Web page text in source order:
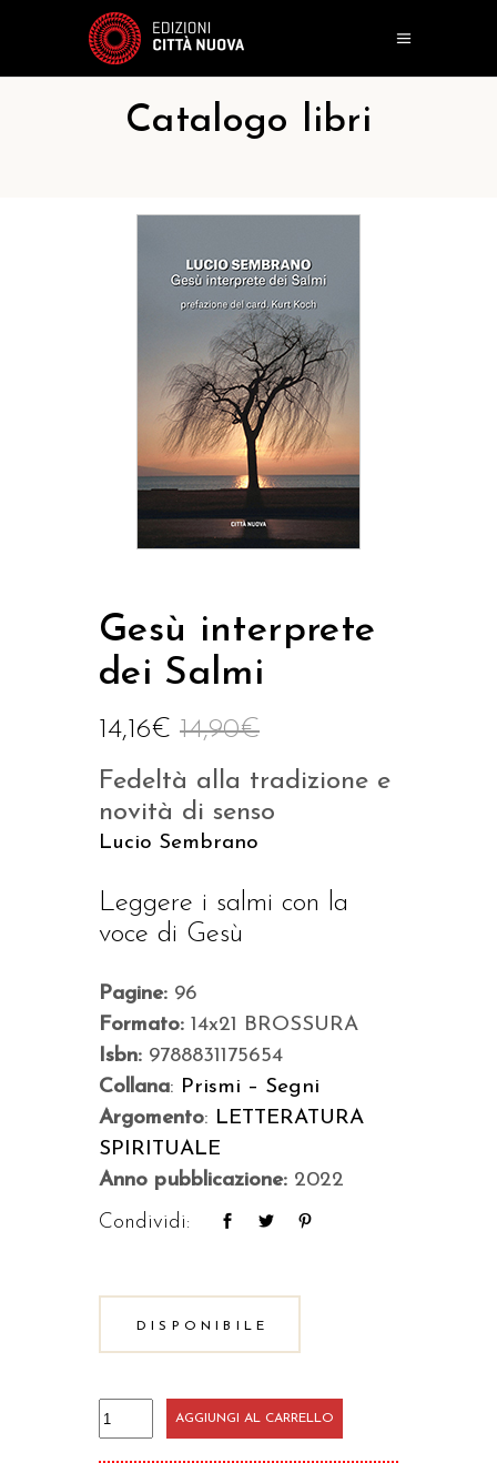
Catalogo libri
Gesù interprete
dei Salmi
14,90€
14,16€
Fedeltà alla tradizione e
novità di senso
Lucio Sembrano
Leggere i salmi con la
voce di Gesù
Pagine: 96
Formato: 14x21 BROSSURA
Isbn: 9788831175654
Collana: Prismi – Segni
Argomento: LETTERATURA
SPIRITUALE
Anno pubblicazione: 2022
Condividi:
DISPONIBILE
Gesù
interprete
AGGIUNGI AL CARRELLO